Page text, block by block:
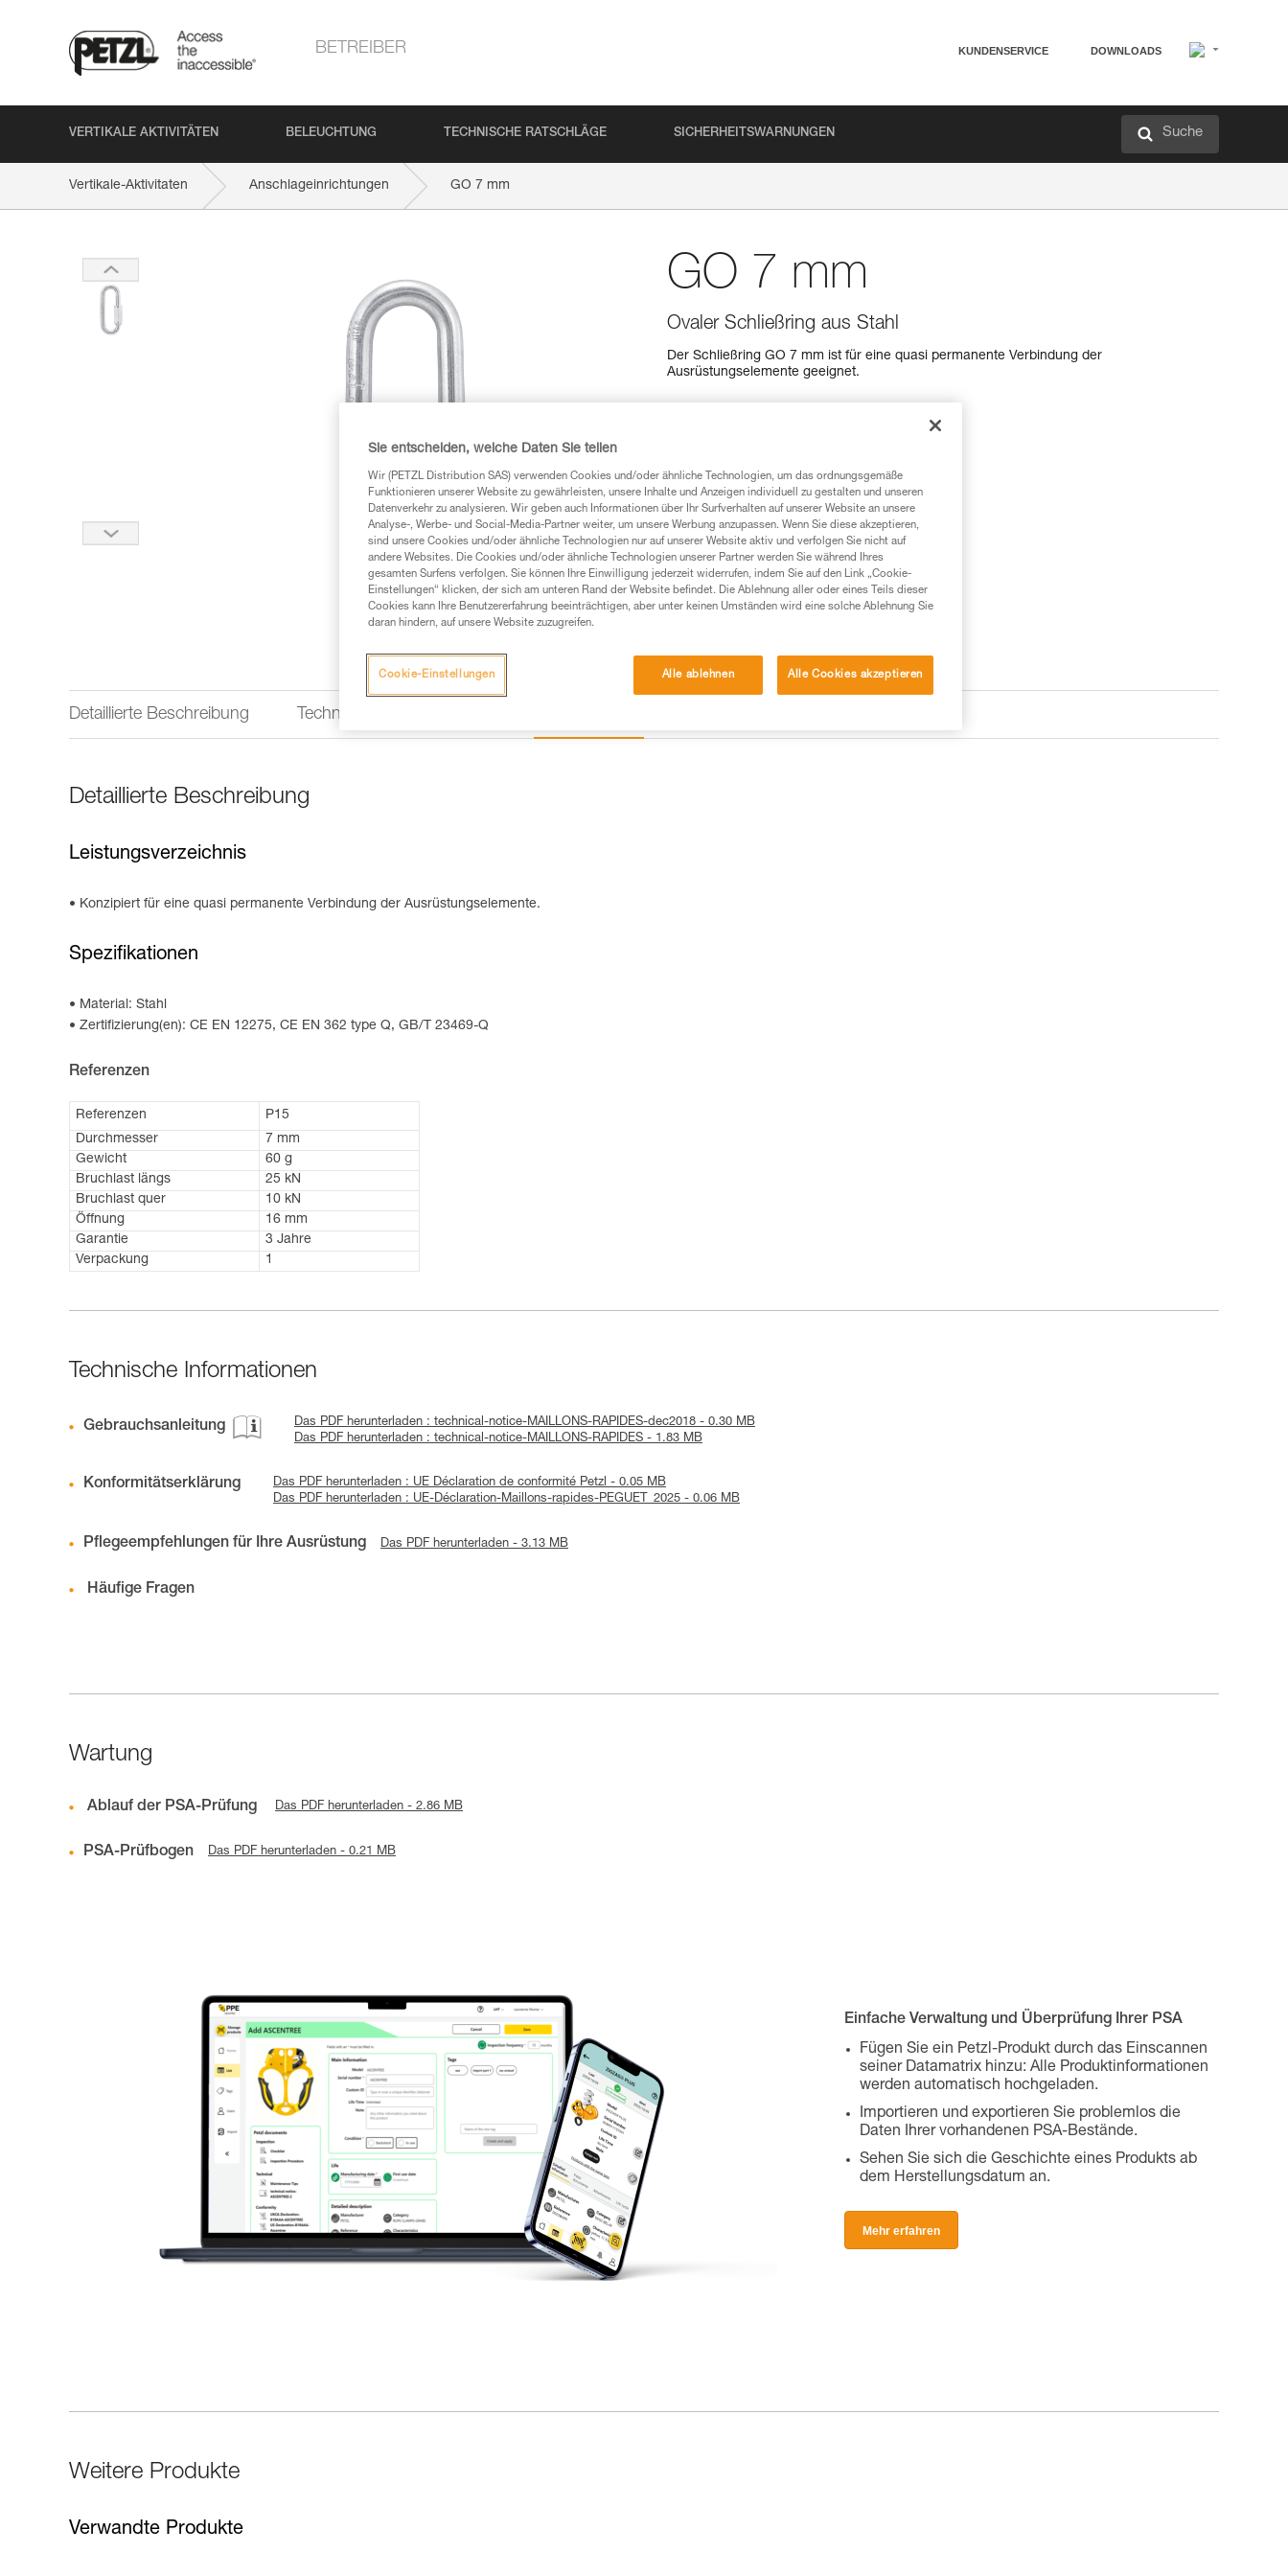
BETREIBER KUNDENSERVICE DOWNLOADS
VERTIKALE AKTIVITÄTEN BELEUCHTUNG TECHNISCHE RATSCHLÄGE SICHERHEITSWARNUNGEN Suche
Vertikale-Aktivitaten Anschlageinrichtungen GO 7 mm
GO 7 mm
Ovaler Schließring aus Stahl
Der Schließring GO 7 mm ist für eine quasi permanente Verbindung der
Ausrüstungselemente geeignet.
Detaillierte Beschreibung Technische Informationen
Detaillierte Beschreibung
Leistungsverzeichnis
Konzipiert für eine quasi permanente Verbindung der Ausrüstungselemente.
Spezifikationen
Material: Stahl
Zertifizierung(en): CE EN 12275, CE EN 362 type Q, GB/T 23469-Q
Referenzen
Referenzen
P15
Durchmesser
7 mm
Gewicht
60 g
Bruchlast längs
25 kN
Bruchlast quer
10 kN
Öffnung
16 mm
Garantie
3 Jahre
Verpackung
1
Technische Informationen
Gebrauchsanleitung
Das PDF herunterladen : technical-notice-MAILLONS-RAPIDES-dec2018 - 0.30 MB
Das PDF herunterladen : technical-notice-MAILLONS-RAPIDES - 1.83 MB
Konformitätserklärung
Das PDF herunterladen : UE Déclaration de conformité Petzl - 0.05 MB
Das PDF herunterladen : UE-Déclaration-Maillons-rapides-PEGUET_2025 - 0.06 MB
Pflegeempfehlungen für Ihre Ausrüstung Das PDF herunterladen - 3.13 MB
Häufige Fragen
Wartung
Ablauf der PSA-Prüfung Das PDF herunterladen - 2.86 MB
PSA-Prüfbogen Das PDF herunterladen - 0.21 MB
Einfache Verwaltung und Überprüfung Ihrer PSA
Fügen Sie ein Petzl-Produkt durch das Einscannen
seiner Datamatrix hinzu: Alle Produktinformationen
werden automatisch hochgeladen.
Importieren und exportieren Sie problemlos die
Daten Ihrer vorhandenen PSA-Bestände.
Sehen Sie sich die Geschichte eines Produkts ab
dem Herstellungsdatum an.
Mehr erfahren
Weitere Produkte
Verwandte Produkte
Sie entscheiden, welche Daten Sie teilen
Wir (PETZL Distribution SAS) verwenden Cookies und/oder ähnliche Technologien, um das ordnungsgemäße
Funktionieren unserer Website zu gewährleisten, unsere Inhalte und Anzeigen individuell zu gestalten und unseren
Datenverkehr zu analysieren. Wir geben auch Informationen über Ihr Surfverhalten auf unserer Website an unsere
Analyse-, Werbe- und Social-Media-Partner weiter, um unsere Werbung anzupassen. Wenn Sie diese akzeptieren,
sind unsere Cookies und/oder ähnliche Technologien nur auf unserer Website aktiv und verfolgen Sie nicht auf
andere Websites. Die Cookies und/oder ähnliche Technologien unserer Partner werden Sie während Ihres
gesamten Surfens verfolgen. Sie können Ihre Einwilligung jederzeit widerrufen, indem Sie auf den Link „Cookie-
Einstellungen“ klicken, der sich am unteren Rand der Website befindet. Die Ablehnung aller oder eines Teils dieser
Cookies kann Ihre Benutzererfahrung beeinträchtigen, aber unter keinen Umständen wird eine solche Ablehnung Sie
daran hindern, auf unsere Website zuzugreifen.
Alle ablehnen Alle Cookies akzeptieren
Cookie-Einstellungen